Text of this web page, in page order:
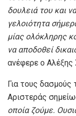
δουλειά του και
γελοιότητα
μίας ολόκληρης
να αποδοθεί
ανέφερε ο Αλέξης
Για τους
Αριστεράς
οποία ζούμε.